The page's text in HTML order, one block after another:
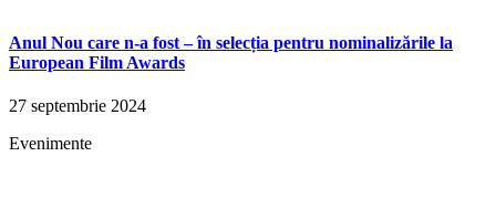
Anul Nou care n-a fost – în selecția pentru nominalizările la
European Film Awards
27 septembrie 2024
Evenimente